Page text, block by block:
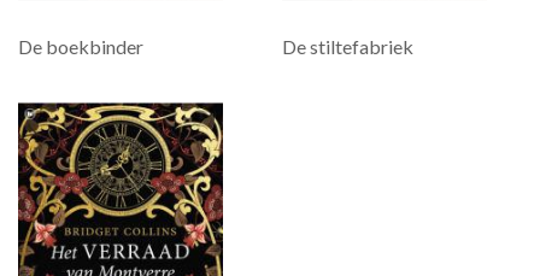
De boekbinder De stiltefabriek